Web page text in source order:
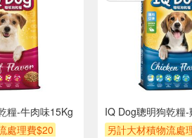
糧-牛肉味15Kg
處理費$20
IQ Dog聰明狗乾糧
另計大材積物流處